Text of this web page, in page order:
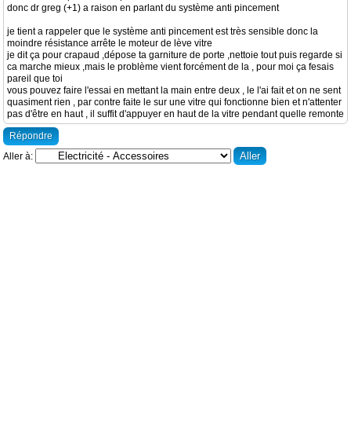
donc dr greg (+1) a raison en parlant du système anti pincement
je tient a rappeler que le système anti pincement est très sensible donc la
moindre résistance arrête le moteur de lève vitre
je dit ça pour crapaud ,dépose ta garniture de porte ,nettoie tout puis regarde si
ca marche mieux ,mais le problème vient forcément de la , pour moi ça fesais
pareil que toi
vous pouvez faire l'essai en mettant la main entre deux , le l'ai fait et on ne sent
quasiment rien , par contre faite le sur une vitre qui fonctionne bien et n'attenter
pas d'être en haut , il suffit d'appuyer en haut de la vitre pendant quelle remonte
Répondre
Aller à: